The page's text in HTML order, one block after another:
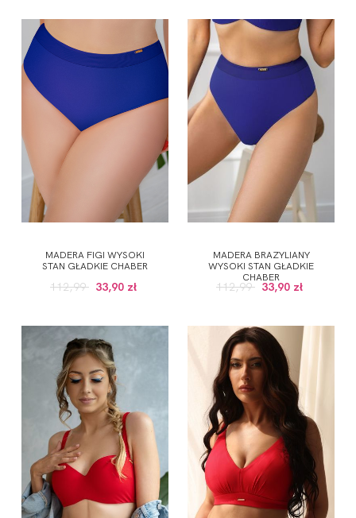
MADERA FIGI WYSOKI
STAN GŁADKIE CHABER
112,99 33,90 zł
MADERA BRAZYLIANY
WYSOKI STAN GŁADKIE
CHABER
112,99 33,90 zł